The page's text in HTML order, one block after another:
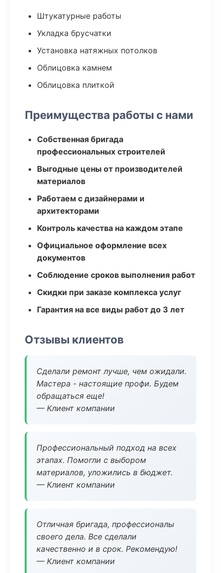
Штукатурные работы
Укладка брусчатки
Установка натяжных потолков
Облицовка камнем
Облицовка плиткой
Преимущества работы с нами
Собственная бригада
профессиональных строителей
Выгодные цены от производителей
материалов
Работаем с дизайнерами и
архитекторами
Контроль качества на каждом этапе
Официальное оформление всех
документов
Соблюдение сроков выполнения работ
Скидки при заказе комплекса услуг
Гарантия на все виды работ до 3 лет
Отзывы клиентов
Сделали ремонт лучше, чем ожидали.
Мастера - настоящие профи. Будем
обращаться еще!
— Клиент компании
Профессиональный подход на всех
этапах. Помогли с выбором
материалов, уложились в бюджет.
— Клиент компании
Отличная бригада, профессионалы
своего дела. Все сделали
качественно и в срок. Рекомендую!
— Клиент компании